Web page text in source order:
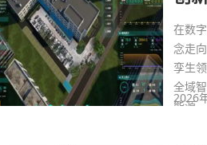
在数
念走
孪生
全域
能源
2026